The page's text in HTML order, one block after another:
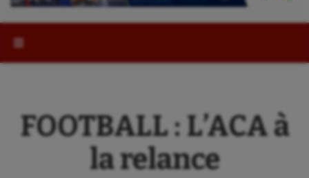
FOOTBALL : L’ACA à
la relance